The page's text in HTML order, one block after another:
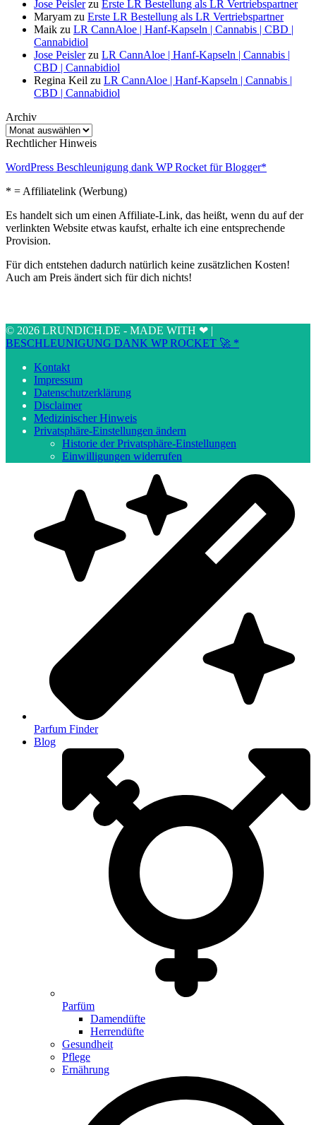
Jose Peislerzu Erste LR Bestellung als LR Vertriebspartner
Maryam zu Erste LR Bestellung als LR Vertriebspartner
Maik zu LR CannAloe | Hanf-Kapseln | Cannabis | CBD |
Cannabidiol
Jose Peislerzu LR CannAloe | Hanf-Kapseln | Cannabis |
CBD | Cannabidiol
Regina Keil zu LR CannAloe | Hanf-Kapseln | Cannabis |
CBD | Cannabidiol
Archiv
Archiv
Rechtlicher Hinweis
WordPress Beschleunigung dank WP Rocket für Blogger*
* = Affiliatelink (Werbung)
Es handelt sich um einen Affiliate-Link, das heißt, wenn du auf der
verlinkten Website etwas kaufst, erhalte ich eine entsprechende
Provision.
Für dich entstehen dadurch natürlich keine zusätzlichen Kosten!
Auch am Preis ändert sich für dich nichts!
© 2026 LRUNDICH.DE - MADE WITH ❤ |
BESCHLEUNIGUNG DANK WP ROCKET 🚀 *
Kontakt
Impressum
Datenschutzerklärung
Disclaimer
Medizinischer Hinweis
Privatsphäre-Einstellungen ändern
Historie der Privatsphäre-Einstellungen
Einwilligungen widerrufen
Parfum Finder
Blog
Parfüm
Damendüfte
Herrendüfte
Gesundheit
Pflege
Ernährung